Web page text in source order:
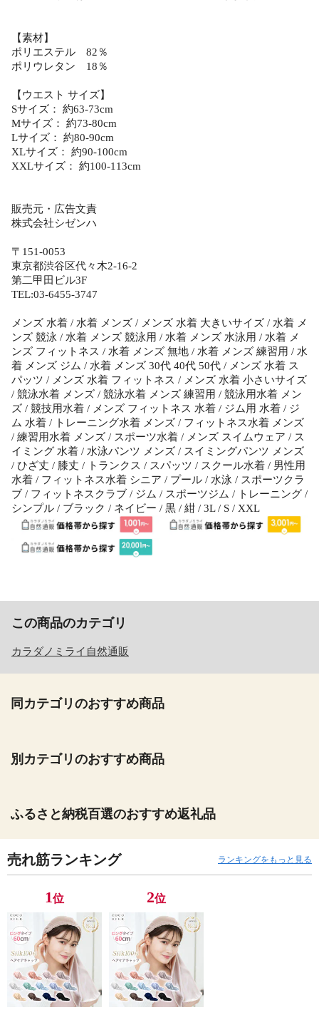
【素材】
ポリエステル 82％
ポリウレタン 18％
【ウエスト サイズ】
Sサイズ： 約63-73cm
Mサイズ： 約73-80cm
Lサイズ： 約80-90cm
XLサイズ： 約90-100cm
XXLサイズ： 約100-113cm
販売元・広告文責
株式会社シゼンハ
〒151-0053
東京都渋谷区代々木2-16-2
第二甲田ビル3F
TEL:03-6455-3747
メンズ 水着 / 水着 メンズ / メンズ 水着 大きいサイズ / 水着 メ
ンズ 競泳 / 水着 メンズ 競泳用 / 水着 メンズ 水泳用 / 水着 メ
ンズ フィットネス / 水着 メンズ 無地 / 水着 メンズ 練習用 / 水
着 メンズ ジム / 水着 メンズ 30代 40代 50代 / メンズ 水着 ス
パッツ / メンズ 水着 フィットネス / メンズ 水着 小さいサイズ
/ 競泳水着 メンズ / 競泳水着 メンズ 練習用 / 競泳用水着 メン
ズ / 競技用水着 / メンズ フィットネス 水着 / ジム用 水着 / ジ
ム 水着 / トレーニング水着 メンズ / フィットネス水着 メンズ
/ 練習用水着 メンズ / スポーツ水着 / メンズ スイムウェア / ス
イミング 水着 / 水泳パンツ メンズ / スイミングパンツ メンズ
/ ひざ丈 / 膝丈 / トランクス / スパッツ / スクール水着 / 男性用
水着 / フィットネス水着 シニア / プール / 水泳 / スポーツクラ
ブ / フィットネスクラブ / ジム / スポーツジム / トレーニング /
シンプル / ブラック / ネイビー / 黒 / 紺 / 3L / S / XXL
この商品のカテゴリ
カラダノミライ自然通販
同カテゴリのおすすめ商品
別カテゴリのおすすめ商品
ふるさと納税百選のおすすめ返礼品
売れ筋ランキング ランキングをもっと見る
1位 2位